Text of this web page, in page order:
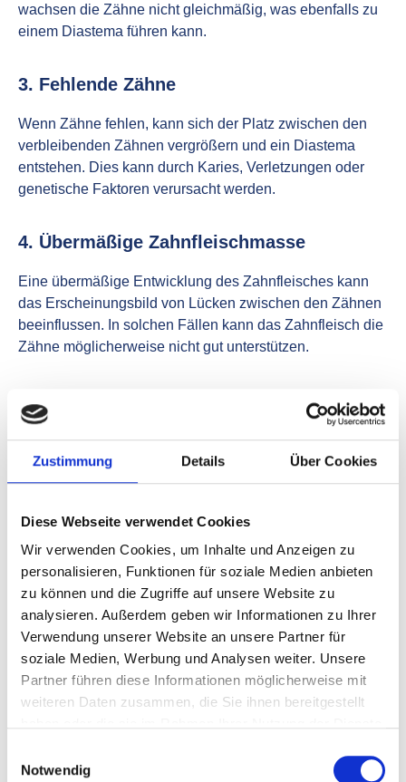
Zustimmung Details Über Cookies
Diese Webseite verwendet Cookies
Wir verwenden Cookies, um Inhalte und Anzeigen zu
personalisieren, Funktionen für soziale Medien anbieten
zu können und die Zugriffe auf unsere Website zu
analysieren. Außerdem geben wir Informationen zu Ihrer
Verwendung unserer Website an unsere Partner für
soziale Medien, Werbung und Analysen weiter. Unsere
Partner führen diese Informationen möglicherweise mit
weiteren Daten zusammen, die Sie ihnen bereitgestellt
Notwendig
wachsen die Zähne nicht gleichmäßig, was ebenfalls zu
einem Diastema führen kann.
3. Fehlende Zähne
Wenn Zähne fehlen, kann sich der Platz zwischen den
verbleibenden Zähnen vergrößern und ein Diastema
entstehen. Dies kann durch Karies, Verletzungen oder
genetische Faktoren verursacht werden.
4. Übermäßige Zahnfleischmasse
Eine übermäßige Entwicklung des Zahnfleisches kann
das Erscheinungsbild von Lücken zwischen den Zähnen
beeinflussen. In solchen Fällen kann das Zahnfleisch die
Zähne möglicherweise nicht gut unterstützen.
5. Zahnverschiebungen
Mit der Zeit können sich Zähne aufgrund von Druck (z.B.
durch Zahnfehlstellungen oder Zähneknirschen)
verschieben, was zu einem Diastema führen kann.
Erkrankungen
Verletzungen, die zu Zahnverlust führen, oder
zahnmedizinische Erkrankungen (wie Parodontitis)
können ebenfalls Lücken zwischen den Zähnen
hervorbringen.
Diese Ursachen können einzeln oder in Kombination
Zahnarzt oder Kieferorthopäden zu konsultieren.